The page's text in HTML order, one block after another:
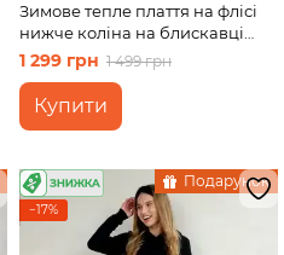
Зимове тепле плаття на флісі
нижче коліна на блискавці
бежевий Merlini Антоні
700001046, розмір 46-48 (L-XL)
1 299 грн 1 499 грн
Купити
Подарунок
−17%